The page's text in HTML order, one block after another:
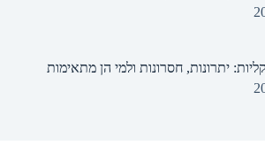
יתרונות, חסרונות ולמי הן מתאימות